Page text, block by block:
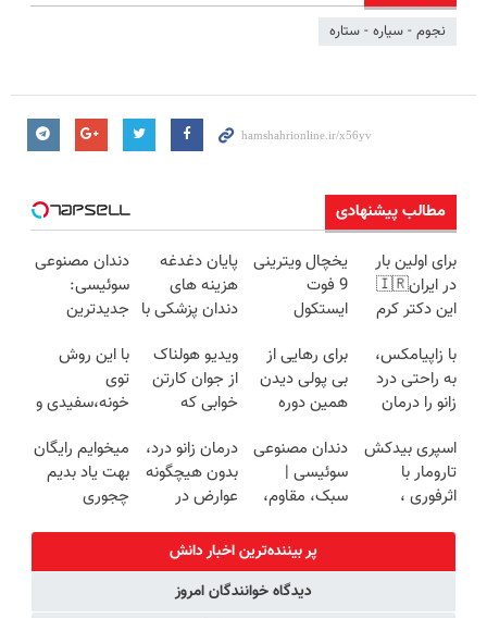
نجوم - سیاره - ستاره
مطالب پیشنهادی
برای اولین بار
در ایران🇮🇷
این دکتر کرم
روزه ساخت!
یخچال ویترینی
9 فوت
ایستکول
پایان دغدغه
هزینه های
دندان پزشکی با
کننده خانگی
دندان مصنوعی
سوئیسی:
جدیدترین
سبک و مقاوم |
پرداخت قسطی
با زاپیامکس،
به راحتی درد
زانو را درمان
برای رهایی از
بی پولی دیدن
همین دوره
(شمارتو وارد
کن)
ویدیو هولناک
از جوان کارتن
خوابی که
آموزش رایگان
با این روش
توی
خونه،سفیدی و
برگردون
(40%off)
اسپری بیدکش
تارومار با
اثرفوری ،
دندان مصنوعی
سوئیسی |
سبک، مقاوم،
رایگان+پرداخت
اقساطی😍
درمان زانو درد،
بدون هیچگونه
عوارض در
(◂پرسش‌نامه)
میخوایم رایگان
بهت یاد بدیم
چجوری
مجانیه
پر بیننده‌ترین اخبار دانش
دیدگاه خوانندگان امروز